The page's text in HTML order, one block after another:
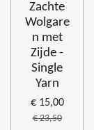
Zachte
Wolgare
n met
Zijde -
Single
Yarn
€ 15,00
€ 23,50